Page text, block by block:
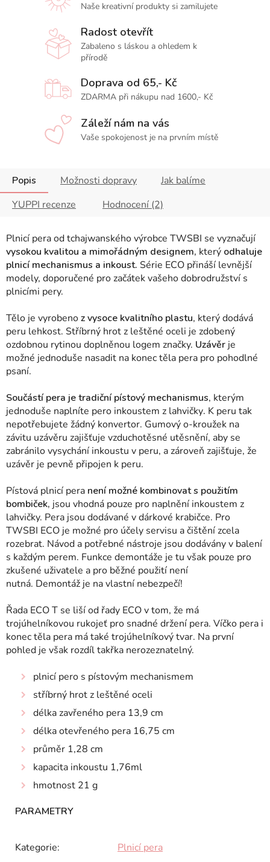
Naše kreativní produkty si zamilujete
Radost otevřít
Zabaleno s láskou a ohledem k
přírodě
Doprava od 65,- Kč
ZDARMA při nákupu nad 1600,- Kč
Záleží nám na vás
Vaše spokojenost je na prvním místě
Popis Možnosti dopravy
Jak balíme
YUPPI recenze
Hodnocení (2)
Plnicí pera od tchajwanského výrobce TWSBI se vyznačují
vysokou kvalitou a mimořádným designem, který odhaluje
plnicí mechanismus a inkoust. Série ECO přináší levnější
modely, doporučené pro začátek vašeho dobrodružství s
plnicími pery.
Tělo je vyrobenoz vysoce kvalitního plastu, který dodává
peru lehkost. Stříbrný hrot z leštěné oceli je zdobený
ozdobnou rytinou doplněnou logem značky. Uzávěr je
možné jednoduše nasadit na konec těla pera pro pohodlné
psaní.
Součástí pera je tradiční pístový mechanismus, kterým
jednoduše naplníte pero inkoustem z lahvičky. K peru tak
nepotřebujete žádný konvertor. Gumový o-kroužek na
závitu uzávěru zajišťuje vzduchotěsné utěsnění, aby se
zabránilo vysychání inkoustu v peru, a zároveň zajišťuje, že
uzávěr je pevně připojen k peru.
Pístová plnicí pera není možné kombinovat s použitím
bombiček, jsou vhodná pouze pro naplnění inkoustem z
lahvičky. Pera jsou dodávané v dárkové krabičce. Pro
TWSBI ECO je možné pro účely servisu a čištění zcela
rozebrat. Návod a potřebné nástroje jsou dodávány v balení
s každým perem. Funkce demontáže je tu však pouze pro
zkušené uživatele a pro běžné použití není
nutná. Demontáž je na vlastní nebezpečí!
Řada ECO T se liší od řady ECO v tom, že má
trojúhelníkovou rukojeť pro snadné držení pera. Víčko pera i
konec těla pera má také trojúhelníkový tvar. Na první
pohled je však rozdíl takřka nerozeznatelný.
plnicí pero s pístovým mechanismem
stříbrný hrot z leštěné oceli
délka zavřeného pera 13,9 cm
délka otevřeného pera 16,75 cm
průměr 1,28 cm
kapacita inkoustu 1,76ml
hmotnost 21 g
Kategorie: Plnicí pera